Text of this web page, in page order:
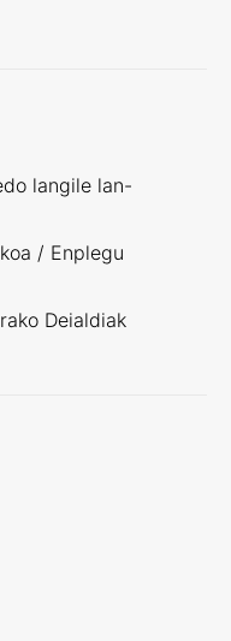
langile lan-
/ Enplegu
Deialdiak